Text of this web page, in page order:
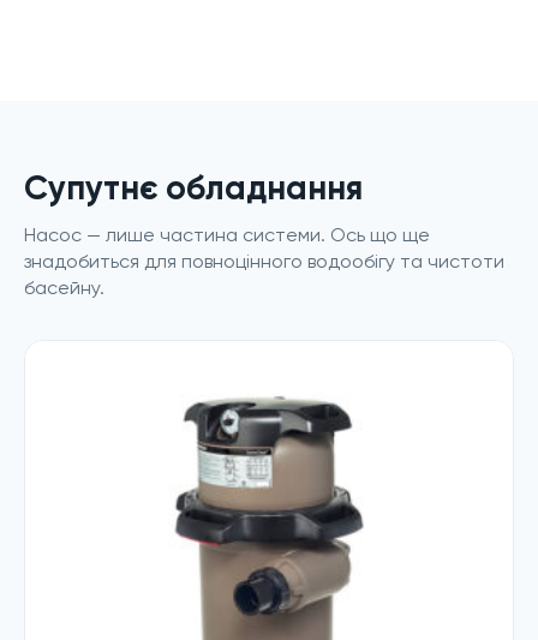
Супутнє обладнання
Насос — лише частина системи. Ось що ще
знадобиться для повноцінного водообігу та чистоти
басейну.